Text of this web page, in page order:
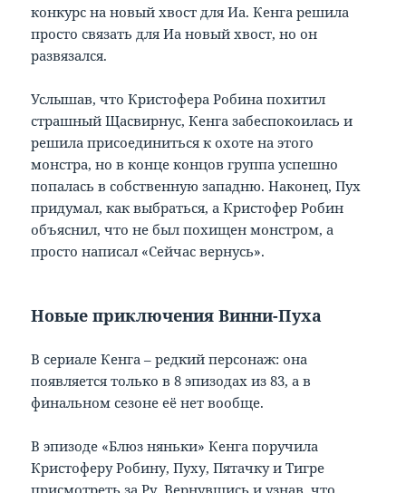
конкурс на новый хвост для Иа. Кенга решила
просто связать для Иа новый хвост, но он
развязался.
Услышав, что Кристофера Робина похитил
страшный Щасвирнус, Кенга забеспокоилась и
решила присоединиться к охоте на этого
монстра, но в конце концов группа успешно
попалась в собственную западню. Наконец, Пух
придумал, как выбраться, а Кристофер Робин
объяснил, что не был похищен монстром, а
просто написал «Сейчас вернусь».
Новые приключения Винни-Пуха
В сериале Кенга – редкий персонаж: она
появляется только в 8 эпизодах из 83, а в
финальном сезоне её нет вообще.
В эпизоде «Блюз няньки» Кенга поручила
Кристоферу Робину, Пуху, Пятачку и Тигре
присмотреть за Ру. Вернувшись и узнав, что